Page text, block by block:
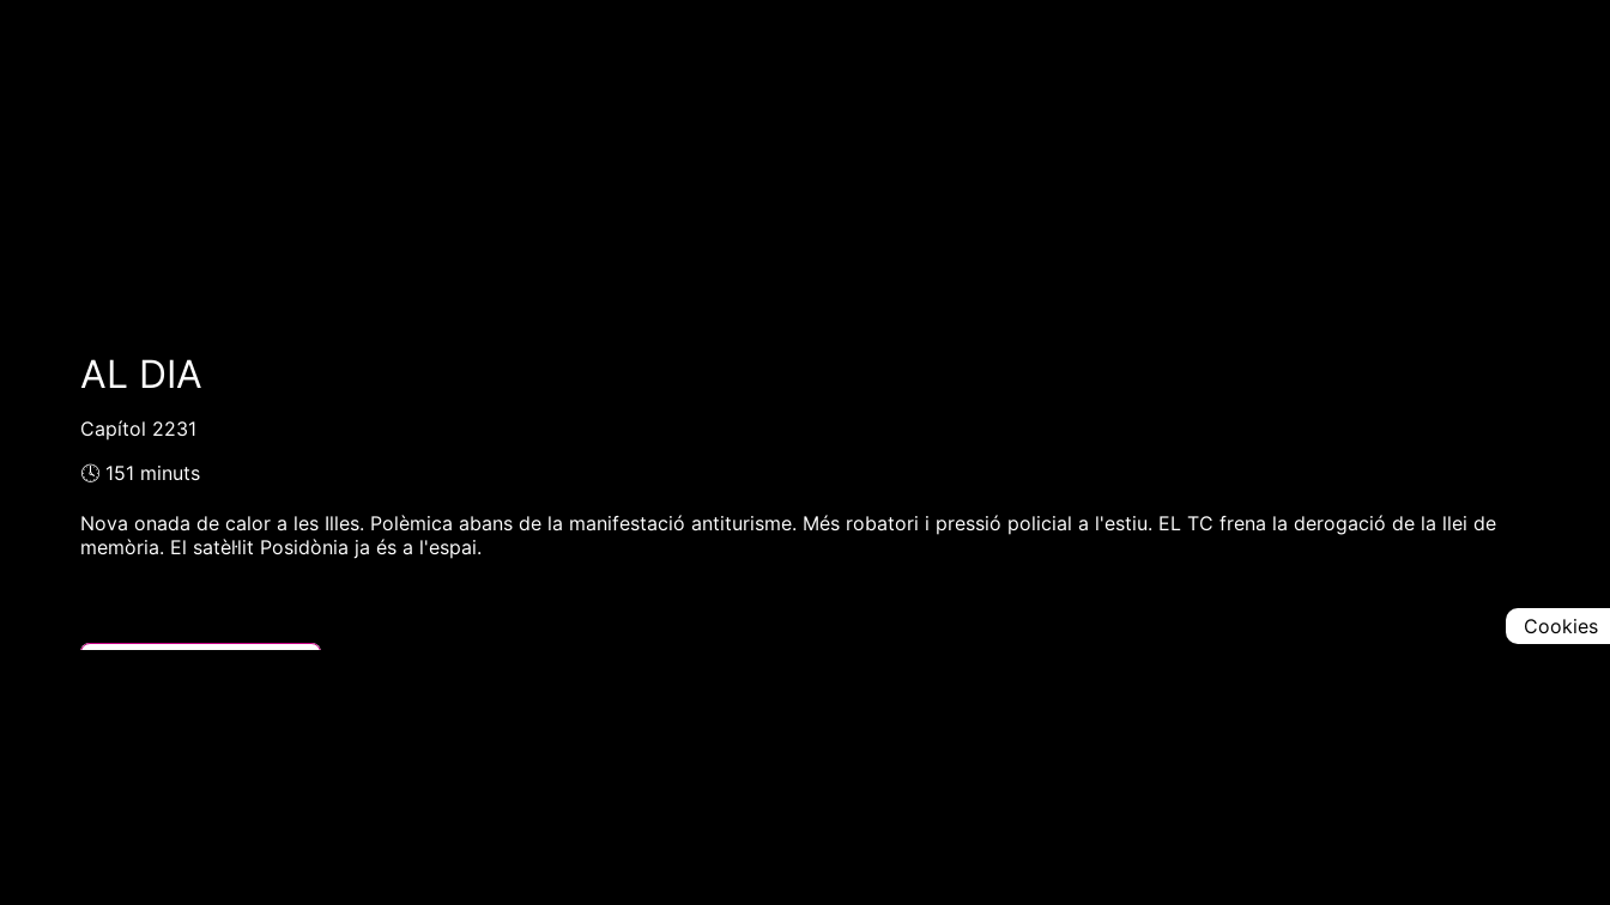
AL DIA
Capítol 2231
🕓 151 minuts
Nova onada de calor a les Illes. Polèmica abans de la manifestació antiturisme. Més robatori i pressió policial a l'estiu. EL TC frena la derogació de la llei de
memòria. El satèl·lit Posidònia ja és a l'espai.
Cookies